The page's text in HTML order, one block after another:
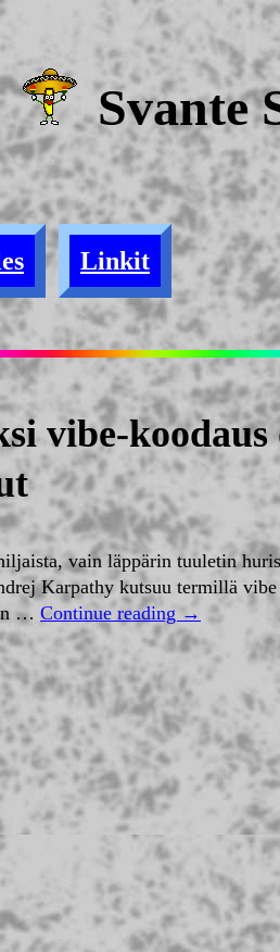
Svante
Linkit
vibe-
vain läppärin tuuletin
Karpathy kutsuu termillä
… Continue reading →